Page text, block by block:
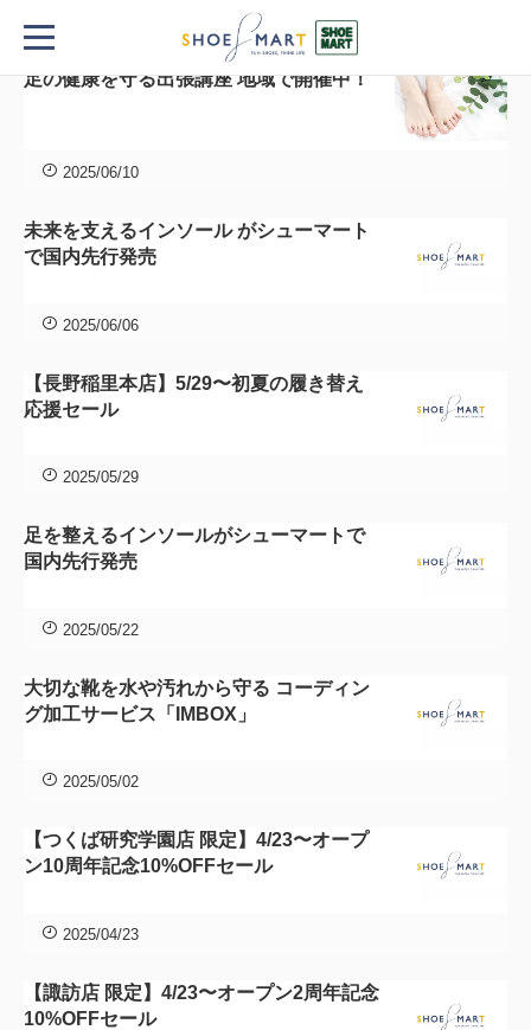
TOP
足の健康を守る出張講座 地域で開催中！
2025/06/10
未来を支えるインソール がシューマート
で国内先行発売
2025/06/06
【長野稲里本店】5/29〜初夏の履き替え
応援セール
2025/05/29
足を整えるインソールがシューマートで
国内先行発売
2025/05/22
大切な靴を水や汚れから守る コーディン
グ加工サービス「IMBOX」
2025/05/02
【つくば研究学園店 限定】4/23〜オープ
ン10周年記念10%OFFセール
2025/04/23
【諏訪店 限定】4/23〜オープン2周年記念
10%OFFセール